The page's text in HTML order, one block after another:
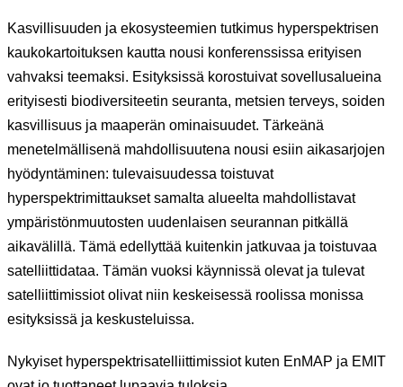
Kasvillisuuden ja ekosysteemien tutkimus hyperspektrisen
kaukokartoituksen kautta nousi konferenssissa erityisen
vahvaksi teemaksi. Esityksissä korostuivat sovellusalueina
erityisesti biodiversiteetin seuranta, metsien terveys, soiden
kasvillisuus ja maaperän ominaisuudet. Tärkeänä
menetelmällisenä mahdollisuutena nousi esiin aikasarjojen
hyödyntäminen: tulevaisuudessa toistuvat
hyperspektrimittaukset samalta alueelta mahdollistavat
ympäristönmuutosten uudenlaisen seurannan pitkällä
aikavälillä. Tämä edellyttää kuitenkin jatkuvaa ja toistuvaa
satelliittidataa. Tämän vuoksi käynnissä olevat ja tulevat
satelliittimissiot olivat niin keskeisessä roolissa monissa
esityksissä ja keskusteluissa.
Nykyiset hyperspektrisatelliittimissiot kuten EnMAP ja EMIT